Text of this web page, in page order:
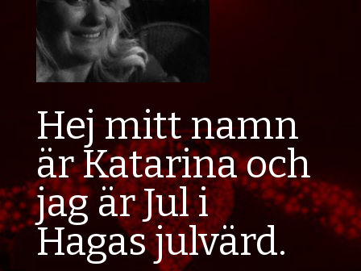
Hej mitt namn
är Katarina och
jag är Jul i
Hagas julvärd.